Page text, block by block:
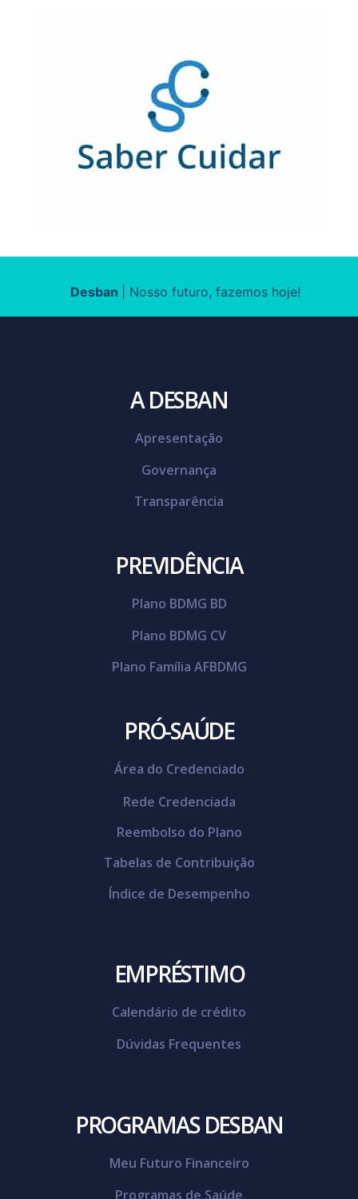
Desban Nosso futuro, fazemos hoje!
A DESBAN
Apresentação
Governança
Transparência
PREVIDÊNCIA
Plano BDMG BD
Plano BDMG CV
Plano Família AFBDMG
PRÓ-SAÚDE
Área do Credenciado
Rede Credenciada
Reembolso do Plano
Tabelas de Contribuição
Índice de Desempenho
EMPRÉSTIMO
Calendário de crédito
Dúvidas Frequentes
PROGRAMAS DESBAN
Meu Futuro Financeiro
Programas de Saúde